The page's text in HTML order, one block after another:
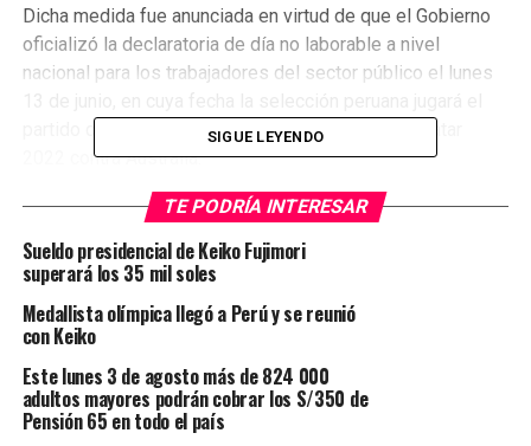
Dicha medida fue anunciada en virtud de que el Gobierno
oficializó la declaratoria de día no laborable a nivel
nacional para los trabajadores del sector público el lunes
partido de repechaje de clasificación al Mundial Catar
2022 contra Australia.
TEMAS RELACIONADOS: MIGRACIONES PERÚ
SIGUIENTE POST
Cinco recomendaciones para aprovechar la baja del
dólar y hacer crecer tu negocio
AFP: retiros de fondos reducen pensiones, encarecen
préstamos para las familias y frenan generación de
empleo
SIGUE LEYENDO
TE PODRÍA INTERESAR
Sueldo presidencial de Keiko Fujimori
superará los 35 mil soles
Medallista olímpica llegó a Perú y se reunió
con Keiko
Este lunes 3 de agosto más de 824 000
adultos mayores podrán cobrar los S/350 de
Pensión 65 en todo el país